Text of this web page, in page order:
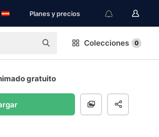
Planes y precios
Colecciones 0
gratuito